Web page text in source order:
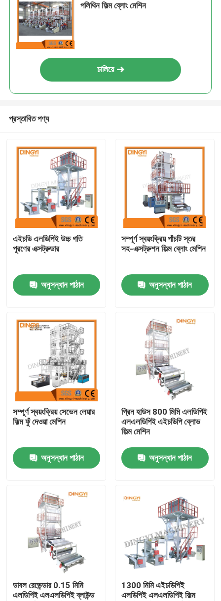
আমাদের সম্পর্কে
কারখানা ভ্রমণ
যোগাযোগ করুন
উদ্ধৃতির জন্য আবেদন
ফিল্ম ব্লো মেশিন
এইচডিপিই ব্লোন ফিল্ম মেশিন
LDPE ব্লোন ফিল্ম মেশিন
পলিথিন ফিল্ম ব্লোং মেশিন
চালিয়ে
প্রস্তাবিত পণ্য
এইচডি এলডিপিই উচ্চ গতি
পূরণের এক্সট্রুডার
অনুসন্ধান পাঠান
সম্পূর্ণ স্বয়ংক্রিয় পাঁচটি স্তর
সহ-এক্সট্রুশন ফিল্ম ব্লোং মেশিন
অনুসন্ধান পাঠান
সম্পূর্ণ স্বয়ংক্রিয় সেভেন লেয়ার
ফিল্ম ফুঁ দেওয়া মেশিন
অনুসন্ধান পাঠান
গ্রিন হাউস 800 মিমি এলডিপিই
এলএলডিপিই এইচডিপি ব্লোভ
ফিল্ম মেশিন
অনুসন্ধান পাঠান
ডাবল রেভেন্ডার 0.15 মিমি
এলডিপিই এলএলডিপিই ব্লাউন্ড
1300 মিমি এইচডিপিই
এলডিপিই এলএলডিপিই ফিল্ম